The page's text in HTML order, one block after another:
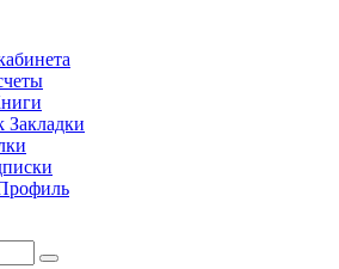
Закладки